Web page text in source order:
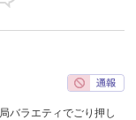
バラエティでごり押し